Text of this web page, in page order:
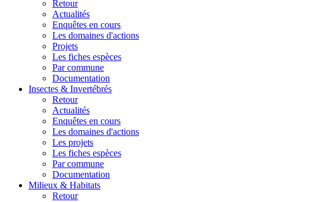
Retour
Actualités
Enquêtes en cours
Les domaines d'actions
Projets
Les fiches espèces
Par commune
Documentation
Insectes & Invertébrés
Retour
Actualités
Enquêtes en cours
Les domaines d'actions
Les projets
Les fiches espèces
Par commune
Documentation
Milieux & Habitats
Retour